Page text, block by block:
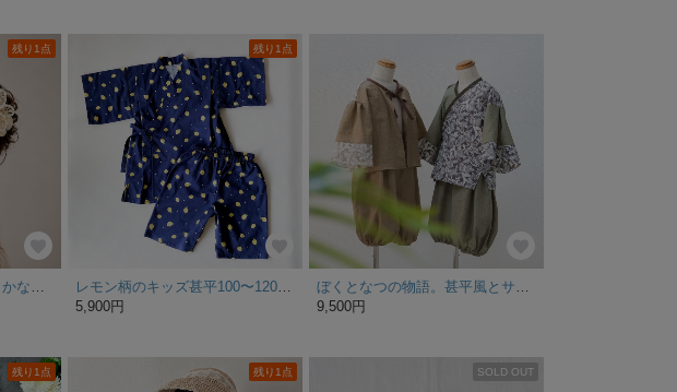
残り1点
【特集掲載！】No.18 柔らかな輝きのアメリカンフラワー髪飾り•ヘアアクセサリー/こどもの七五三や誕生日、お祭りの浴衣や甚平に合わせて…特別な日にもおすすめ❁
残り1点
レモン柄のキッズ甚平100〜120サイズ
5,900円
ぼくとなつの物語。甚平風とサマーカーディガンのボタニカルセットアップ / ペンギンのおしり 男の子 キャンプ 梅雨 浴衣 レジャー
9,500円
残り1点 残り1点 SOLD OUT